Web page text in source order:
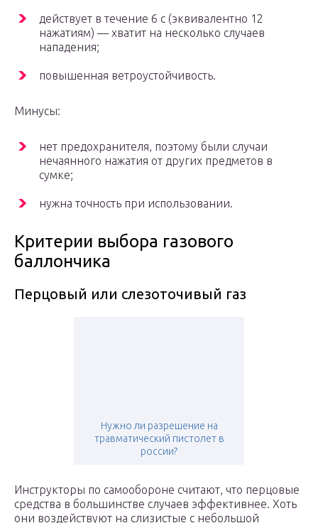
действует в течение 6 с (эквивалентно 12
нажатиям) — хватит на несколько случаев
нападения;
повышенная ветроустойчивость.
Минусы:
нет предохранителя, поэтому были случаи
нечаянного нажатия от других предметов в
сумке;
нужна точность при использовании.
Критерии выбора газового
баллончика
Перцовый или слезоточивый газ
Нужно ли разрешение на
травматический пистолет в
россии?
Инструкторы по самообороне считают, что перцовые
средства в большинстве случаев эффективнее. Хоть
они воздействуют на слизистые с небольшой